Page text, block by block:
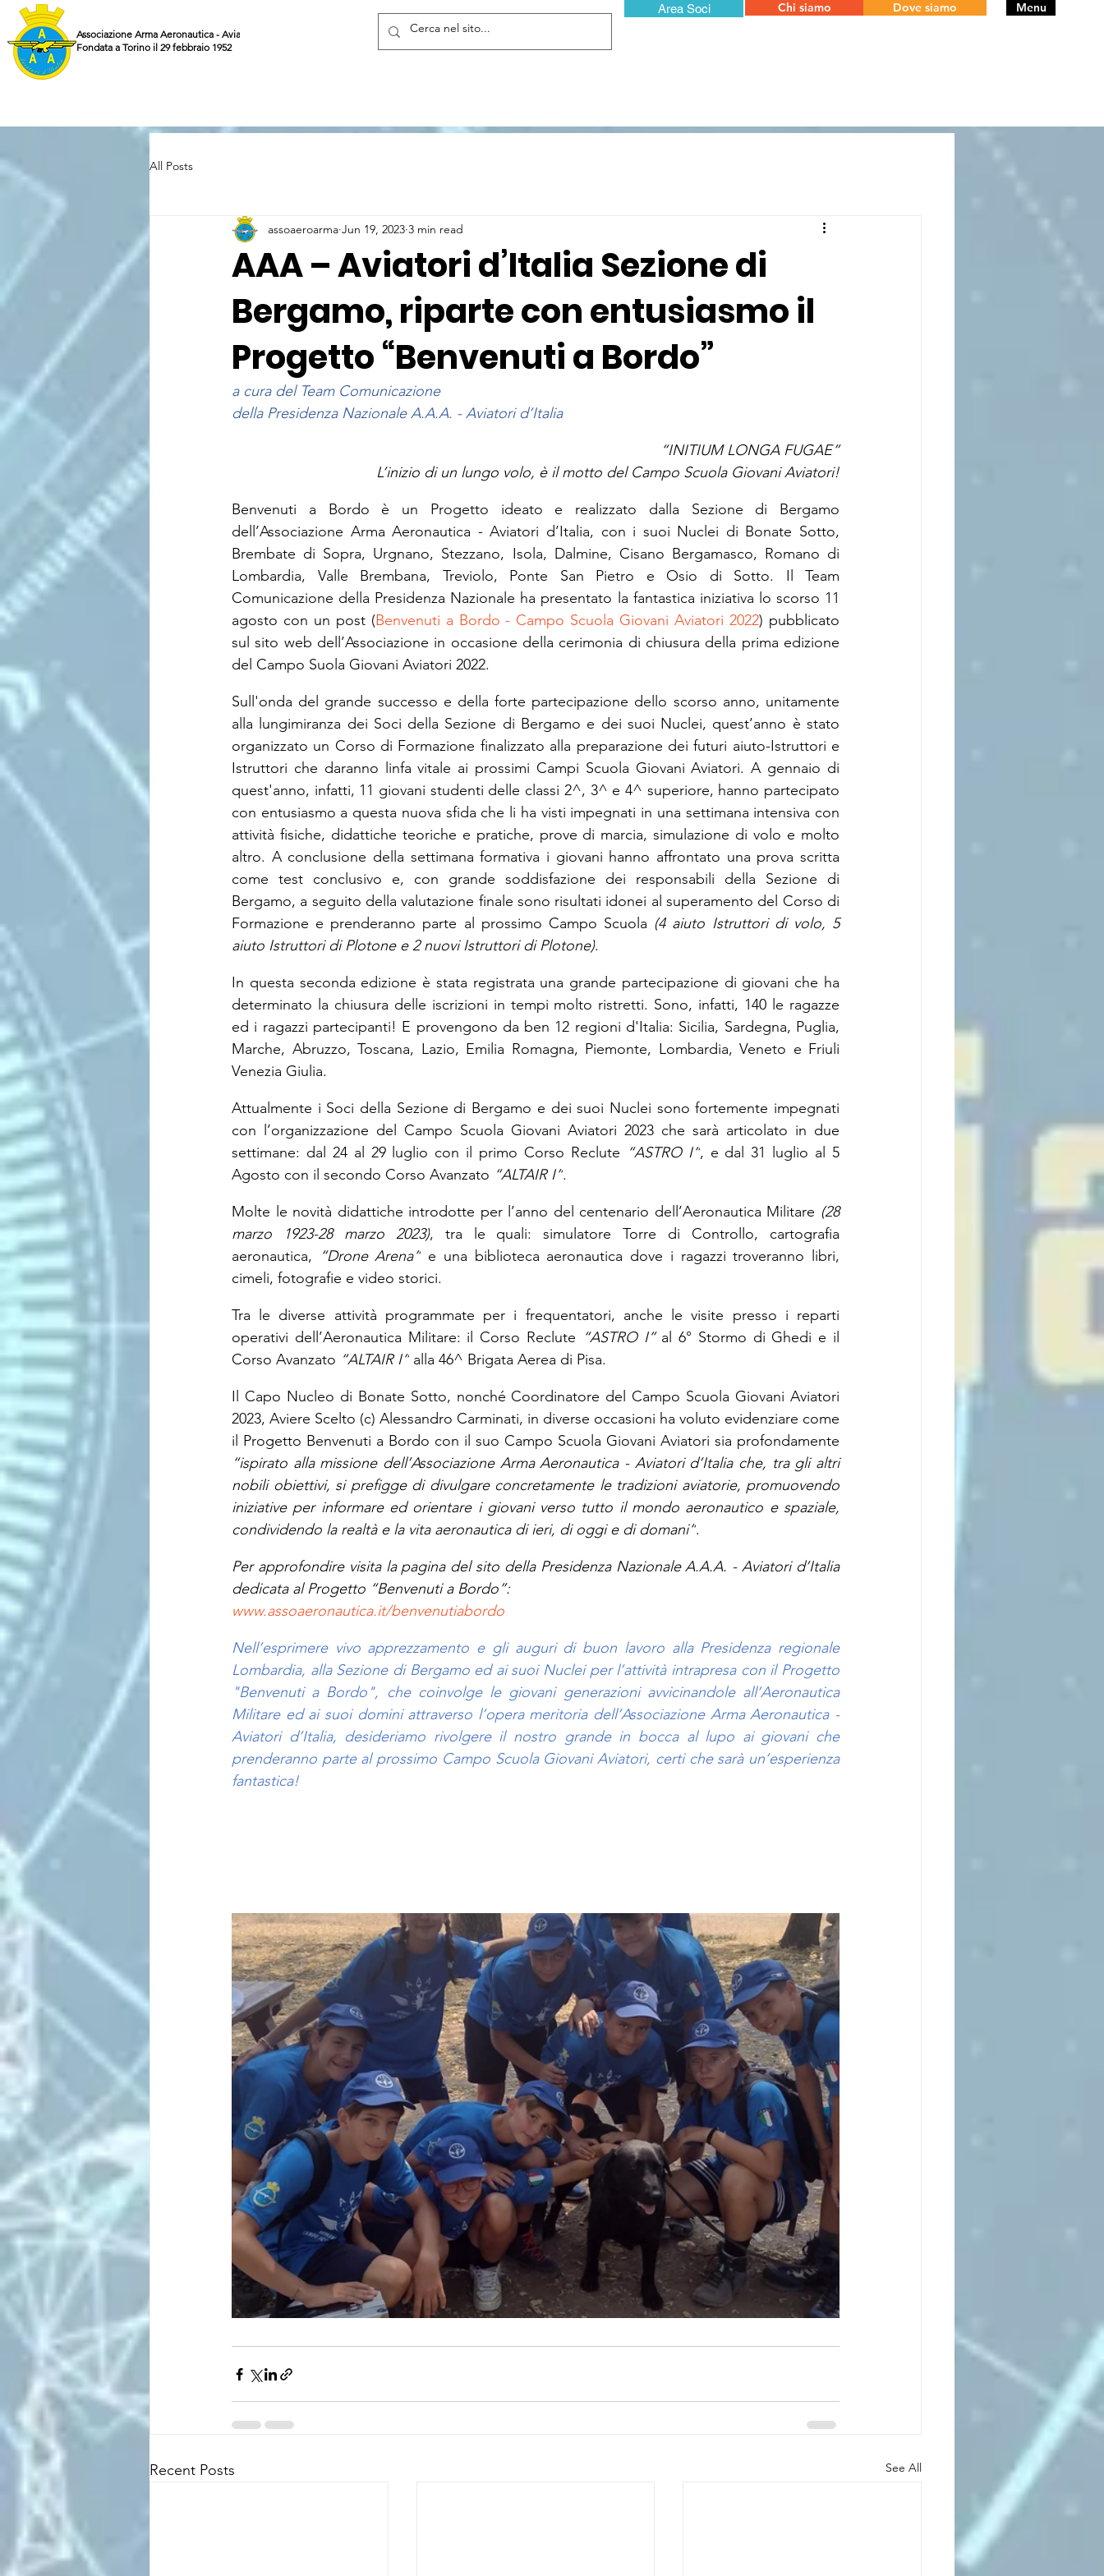
Associazione Arma Aeronautica - Aviatori d'Italia ETS
Fondata a Torino il 29 febbraio 1952
Area Soci Chi siamo Dove siamo Menu
All Posts
AAA – Aviatori d’Italia Sezione di
Bergamo, riparte con entusiasmo il
Progetto “Benvenuti a Bordo”
assoaeroarma Jun 19, 2023 3 min read
a cura del Team Comunicazione
della Presidenza Nazionale A.A.A. - Aviatori d’Italia
“INITIUM LONGA FUGAE”
L’inizio di un lungo volo, è il motto del Campo Scuola Giovani Aviatori!
Benvenuti a Bordo è un Progetto ideato e realizzato dalla Sezione di Bergamo
dell’Associazione Arma Aeronautica - Aviatori d’Italia, con i suoi Nuclei di Bonate Sotto,
Brembate di Sopra, Urgnano, Stezzano, Isola, Dalmine, Cisano Bergamasco, Romano di
Lombardia, Valle Brembana, Treviolo, Ponte San Pietro e Osio di Sotto. Il Team
Comunicazione della Presidenza Nazionale ha presentato la fantastica iniziativa lo scorso 11
agosto con un post (Benvenuti a Bordo - Campo Scuola Giovani Aviatori 2022) pubblicato
sul sito web dell’Associazione in occasione della cerimonia di chiusura della prima edizione
del Campo Suola Giovani Aviatori 2022.
Sull'onda del grande successo e della forte partecipazione dello scorso anno, unitamente
alla lungimiranza dei Soci della Sezione di Bergamo e dei suoi Nuclei, quest’anno è stato
organizzato un Corso di Formazione finalizzato alla preparazione dei futuri aiuto-Istruttori e
Istruttori che daranno linfa vitale ai prossimi Campi Scuola Giovani Aviatori. A gennaio di
quest'anno, infatti, 11 giovani studenti delle classi 2^, 3^ e 4^ superiore, hanno partecipato
con entusiasmo a questa nuova sfida che li ha visti impegnati in una settimana intensiva con
attività fisiche, didattiche teoriche e pratiche, prove di marcia, simulazione di volo e molto
altro. A conclusione della settimana formativa i giovani hanno affrontato una prova scritta
come test conclusivo e, con grande soddisfazione dei responsabili della Sezione di
Bergamo, a seguito della valutazione finale sono risultati idonei al superamento del Corso di
Formazione e prenderanno parte al prossimo Campo Scuola (4 aiuto Istruttori di volo, 5
aiuto Istruttori di Plotone e 2 nuovi Istruttori di Plotone).
In questa seconda edizione è stata registrata una grande partecipazione di giovani che ha
determinato la chiusura delle iscrizioni in tempi molto ristretti. Sono, infatti, 140 le ragazze
ed i ragazzi partecipanti! E provengono da ben 12 regioni d'Italia: Sicilia, Sardegna, Puglia,
Marche, Abruzzo, Toscana, Lazio, Emilia Romagna, Piemonte, Lombardia, Veneto e Friuli
Venezia Giulia.
Attualmente i Soci della Sezione di Bergamo e dei suoi Nuclei sono fortemente impegnati
con l’organizzazione del Campo Scuola Giovani Aviatori 2023 che sarà articolato in due
settimane: dal 24 al 29 luglio con il primo Corso Reclute “ASTRO I”, e dal 31 luglio al 5
Agosto con il secondo Corso Avanzato “ALTAIR I”.
Molte le novità didattiche introdotte per l’anno del centenario dell’Aeronautica Militare (28
marzo 1923-28 marzo 2023), tra le quali: simulatore Torre di Controllo, cartografia
aeronautica,
“Drone Arena” e una biblioteca aeronautica dove i ragazzi troveranno libri,
cimeli, fotografie e video storici.
Tra le diverse attività programmate per i frequentatori, anche le visite presso i reparti
operativi dell’Aeronautica Militare: il Corso Reclute “ASTRO I” al 6° Stormo di Ghedi e il
Corso Avanzato “ALTAIR I” alla 46^ Brigata Aerea di Pisa.
Il Capo Nucleo di Bonate Sotto, nonché Coordinatore del Campo Scuola Giovani Aviatori
2023, Aviere Scelto (c) Alessandro Carminati, in diverse occasioni ha voluto evidenziare come
il Progetto Benvenuti a Bordo con il suo Campo Scuola Giovani Aviatori
“ispirato alla missione dell’Associazione Arma Aeronautica - Aviatori d’Italia che, tra gli altri
nobili obiettivi, si prefigge di divulgare concretamente le tradizioni aviatorie, promuovendo
iniziative per informare ed orientare i giovani verso tutto il mondo aeronautico e spaziale,
condividendo la realtà e la vita aeronautica di ieri, di oggi e di domani”.
Per approfondire visita la pagina del sito della Presidenza Nazionale A.A.A. - Aviatori d’Italia
dedicata al Progetto “Benvenuti a Bordo”:
www.assoaeronautica.it/benvenutiabordo
Nell’esprimere vivo apprezzamento e gli auguri di buon lavoro alla Presidenza regionale
Lombardia, alla Sezione di Bergamo ed ai suoi Nuclei per l’attività intrapresa con il Progetto
"Benvenuti a Bordo", che coinvolge le giovani generazioni avvicinandole all’Aeronautica
Militare ed ai suoi domini attraverso l’opera meritoria dell’Associazione Arma Aeronautica -
Aviatori d’Italia, desideriamo rivolgere il nostro grande in bocca al lupo ai giovani che
prenderanno parte al prossimo Campo Scuola Giovani Aviatori, certi che sarà un’esperienza
fantastica!
Recent Posts See All